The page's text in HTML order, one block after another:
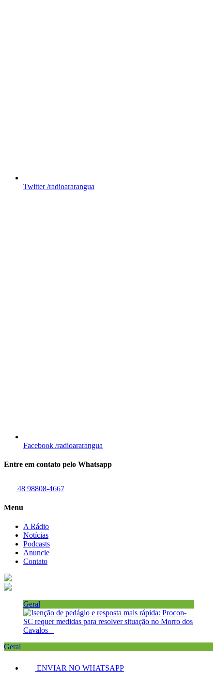
Twitter /radioararangua
Facebook /radioararangua
Entre em contato pelo Whatsapp
48 98808-4667
Menu
A Rádio
Notícias
Podcasts
Anuncie
Contato
Geral
Geral
ENVIAR NO WHATSAPP